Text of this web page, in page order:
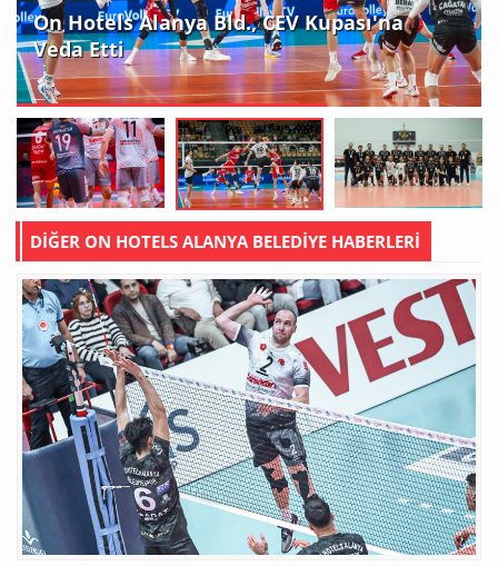
On Hotels Alanya Bld., CEV Kupası'na
Veda Etti
DİĞER ON HOTELS ALANYA BELEDİYE HABERLERİ